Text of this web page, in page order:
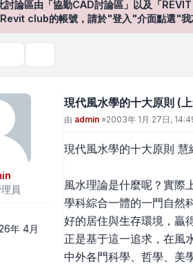
論區由「協勤CAD討論區」以及「
club的帳號，請於"登入"介面點選"我
員
年 4月
現代風水學的十大原則 (
文章
由 admin »2003年 1月 27日,
現代風水學的十大原則
風水理論是什麼呢？實際
學科綜合一體的一門自然
好的居住與生存環境，贏
正是基于這一追求，在風
中外各門科學、哲學、美